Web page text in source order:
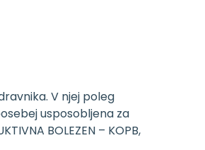
V njej poleg
usposobljena za
BOLEZEN – KOPB,